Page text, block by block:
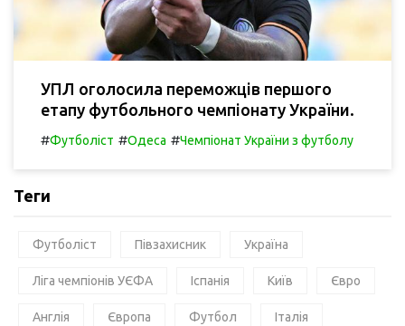
УПЛ оголосила переможців першого
етапу футбольного чемпіонату України.
#Футболіст #Одеса #Чемпіонат України з футболу
Теги
Футболіст Півзахисник Україна
Ліга чемпіонів УЄФА Іспанія Київ Євро
Англія Європа Футбол Італія